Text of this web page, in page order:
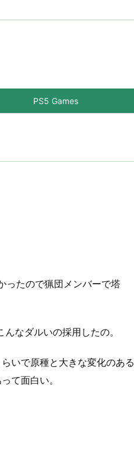
PS5 Games
ったので猟団メンバーで塔
なダルいの採用したの。
いで原種と大きな変化のある
て面白い。